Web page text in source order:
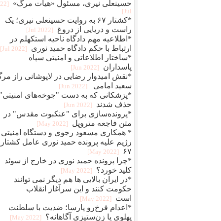
حسینعلی نیری، مسئول «هیات مرگ»
Jul]
*کشتار ۶۷ به روایت حسینعلی نیری؛ یک
راست و دریایی از دروغ
[2022 Jul]
*اطلاعیه مهم دادگاه ناحیه استکهلم در
ارتباط با حکم دادگاه حمید نوری
[2022 Jul]
*ساختار اطلاعاتی و امنیتی سپاه
پاسداران
[2022 Jun]
*نقش امیدوار رضایی در لاپوشانی راز
سعید امامی
[2022 Jun]
*پزشکانی که به دست "جوخه‌های امنیتی"
حذف شدند
[2022 Jun]
*پرونده‌سازی برای "عنکبوت مقدس" در
متن فاجعه متروپل
[2022 May]
* همکاری مسعود رجوی و دستگاه امنیتی
رژیم علیه پرونده حمید نوری عامل کشتار
۶۷
[2022 May]
*چرا پرونده حمید نوری در خارج از سوئد
کلید خورد؟
[2022 May]
*در ایران بالایی ها هم دیگر نمی توانند
حکومت کنند و این سرآغاز انقلاب
است
[2022 May]
*اعدام فرخ‌رو پارسا؛ ضديت با سلطنت
پهلوی يا زن‌ستيزی آگاهانه؟
[2022 May]